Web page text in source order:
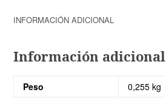
INFORMACIÓN ADICIONAL
Información adicional
Peso 0,255 kg